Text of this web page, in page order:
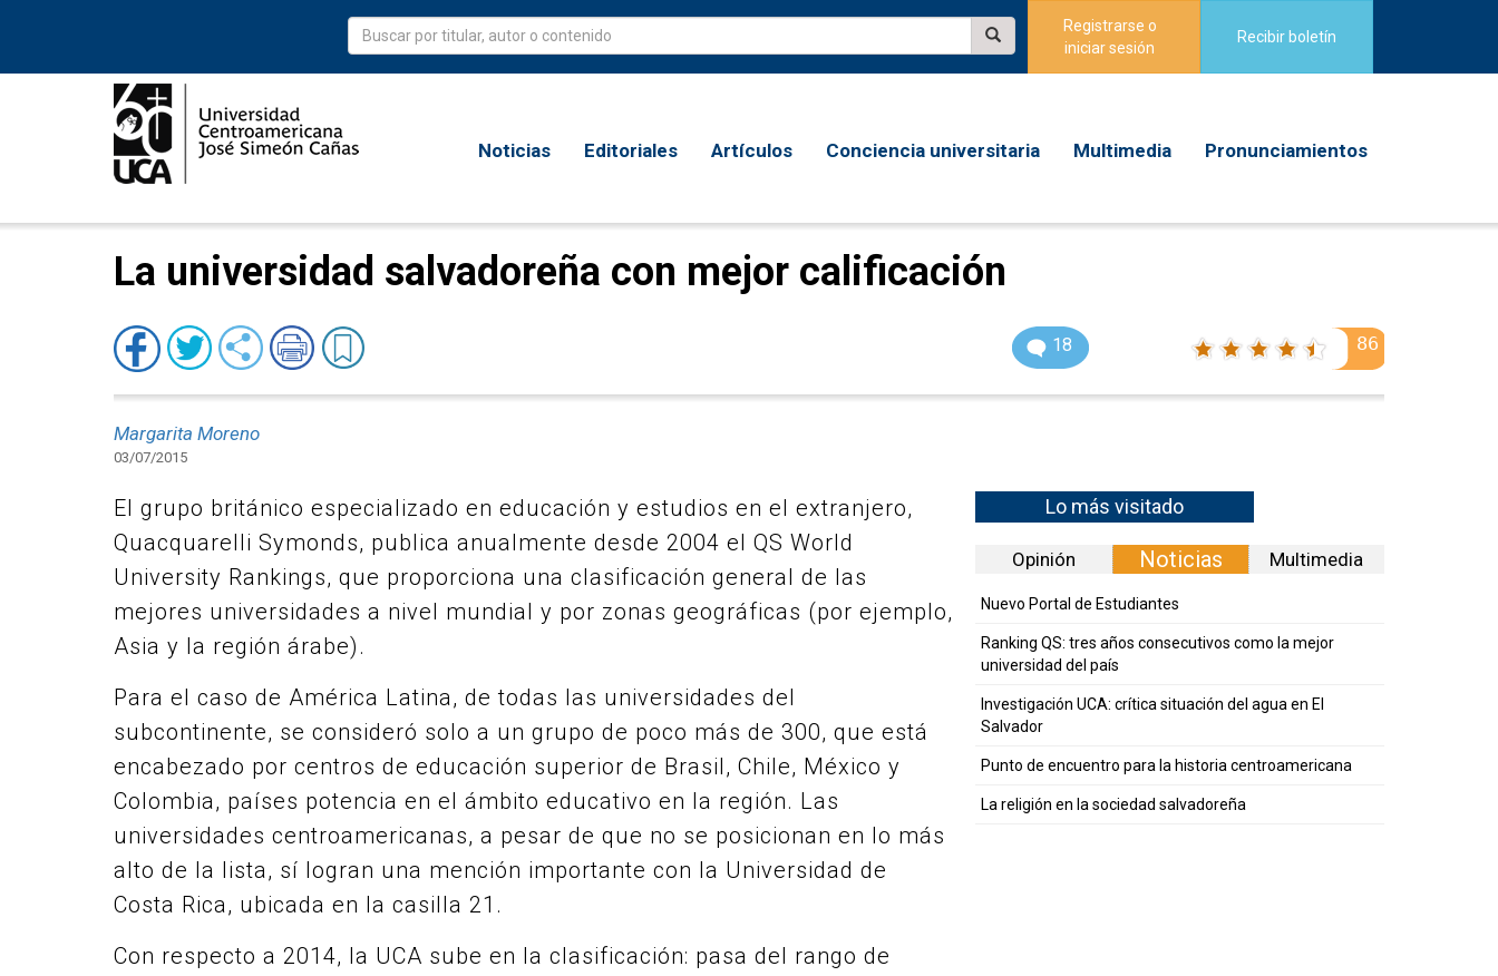
Registrarse o
iniciar sesión
Recibir boletín
Noticias Editoriales Artículos Conciencia universitaria Multimedia Pronunciamientos
La universidad salvadoreña con mejor calificación
18 86
Margarita Moreno
03/07/2015
El grupo británico especializado en educación y estudios en el extranjero,
Quacquarelli Symonds, publica anualmente desde 2004 el QS World
University Rankings, que proporciona una clasificación general de las
mejores universidades a nivel mundial y por zonas geográficas (por ejemplo,
Asia y la región árabe).
Para el caso de América Latina, de todas las universidades del
subcontinente, se consideró solo a un grupo de poco más de 300, que está
encabezado por centros de educación superior de Brasil, Chile, México y
Colombia, países potencia en el ámbito educativo en la región. Las
universidades centroamericanas, a pesar de que no se posicionan en lo más
alto de la lista, sí logran una mención importante con la Universidad de
Costa Rica, ubicada en la casilla 21.
Con respecto a 2014, la UCA sube en la clasificación: pasa del rango de
Lo más visitado
Opinión Noticias Multimedia
Nuevo Portal de Estudiantes
Ranking QS: tres años consecutivos como la mejor
universidad del país
Investigación UCA: crítica situación del agua en El
Salvador
Punto de encuentro para la historia centroamericana
La religión en la sociedad salvadoreña